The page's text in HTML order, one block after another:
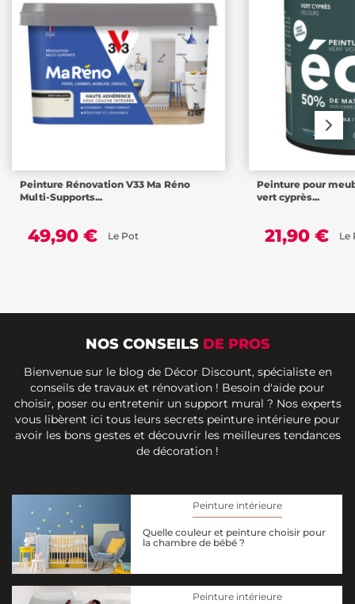
Peinture Rénovation V33 Ma Réno
Multi-Supports...
49,90 € Le Pot
Peinture pour
vert cyprès...
21,90 € Le
NOS CONSEILS DE PROS
Bienvenue sur le blog de Décor Discount, spécialiste en
conseils de travaux et rénovation ! Besoin d'aide pour
choisir, poser ou entretenir un support mural ? Nos experts
vous libèrent ici tous leurs secrets peinture intérieure pour
avoir les bons gestes et découvrir les meilleures tendances
de décoration !
Peinture intérieure
Quelle couleur et peinture choisir pour
la chambre de bébé ?
Peinture intérieure